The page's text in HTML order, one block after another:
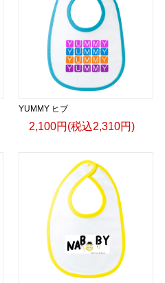
YUMMY ヒブ
2,100円(税込2,310円)